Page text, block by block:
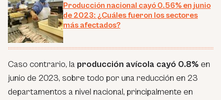
Producción nacional cayó 0.56% en junio
de 2023: ¿Cuáles fueron los sectores
más afectados?
Caso contrario, la producción avícola cayó 0.8% en
junio de 2023, sobre todo por una reducción en 23
departamentos a nivel nacional, principalmente en